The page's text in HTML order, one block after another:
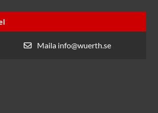
Maila info@wuerth.se